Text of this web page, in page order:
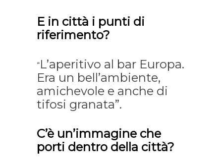
E in città i punti di
riferimento?
“L’aperitivo al bar Europa.
Era un bell’ambiente,
amichevole e anche di
tifosi granata”.
C’è un’immagine che
porti dentro della città?